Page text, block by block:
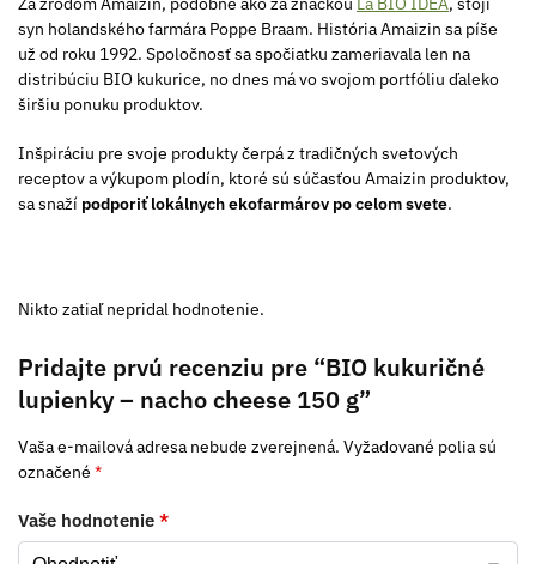
syn holandského farmára Poppe Braam. História Amaizin sa píše
už od roku 1992. Spoločnosť sa spočiatku zameriavala len na
distribúciu BIO kukurice, no dnes má vo svojom portfóliu ďaleko
širšiu ponuku produktov.
Inšpiráciu pre svoje produkty čerpá z tradičných svetových
receptov a výkupom plodín, ktoré sú súčasťou Amaizin produktov,
sa snaží podporiť lokálnych ekofarmárov po celom svete.
Nikto zatiaľ nepridal hodnotenie.
Pridajte prvú recenziu pre “BIO kukuričné
lupienky – nacho cheese 150 g”
Vaša e-mailová adresa nebude zverejnená. Vyžadované polia sú
označené *
Vaše hodnotenie *